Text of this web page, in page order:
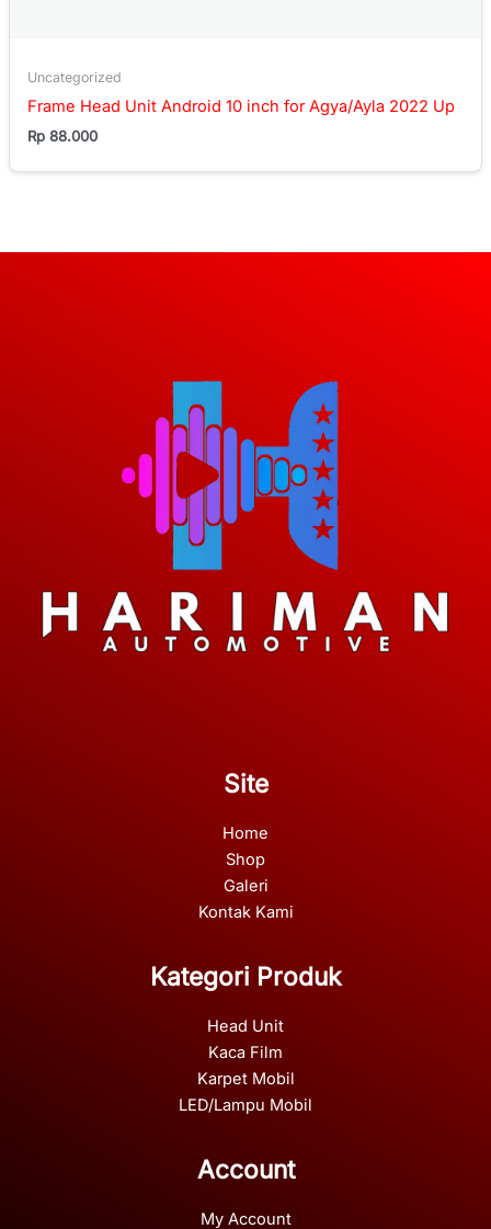
Uncategorized
Frame Head Unit Android 10 inch for Agya/Ayla 2022 Up
Rp 88.000
Site
Home
Shop
Galeri
Kontak Kami
Kategori Produk
Head Unit
Kaca Film
Karpet Mobil
LED/Lampu Mobil
Account
My Account